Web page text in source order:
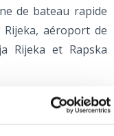
de bateau rapide
Rijeka, aéroport de
Rijeka et Rapska
sur les